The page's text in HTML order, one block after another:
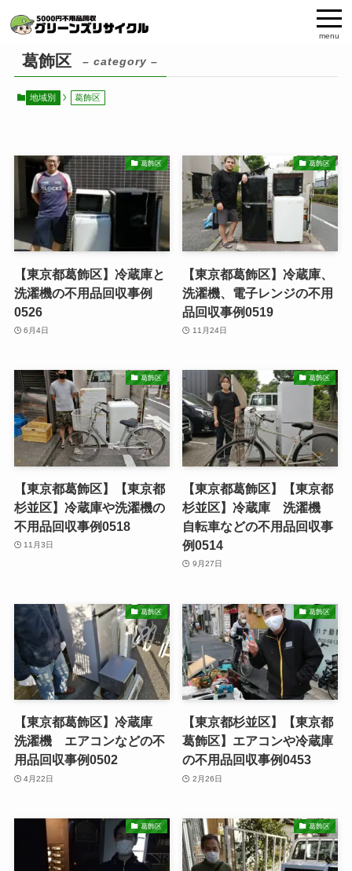
menu
葛飾区 – category –
地域別 葛飾区
葛飾区
【東京都葛飾区】冷蔵庫と
洗濯機の不用品回収事例
0526
6月4日
葛飾区
【東京都葛飾区】冷蔵庫、
洗濯機、電子レンジの不用
品回収事例0519
11月24日
葛飾区
【東京都葛飾区】【東京都
杉並区】冷蔵庫や洗濯機の
不用品回収事例0518
11月3日
葛飾区
【東京都葛飾区】【東京都
杉並区】冷蔵庫 洗濯機
自転車などの不用品回収事
例0514
9月27日
葛飾区
【東京都葛飾区】冷蔵庫
洗濯機 エアコンなどの不
用品回収事例0502
4月22日
葛飾区
【東京都杉並区】【東京都
葛飾区】エアコンや冷蔵庫
の不用品回収事例0453
2月26日
葛飾区 葛飾区